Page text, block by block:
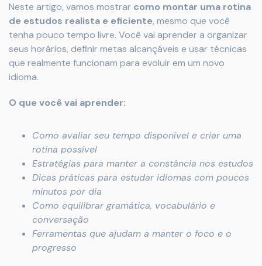
Neste artigo, vamos mostrar como montar uma rotina
de estudos realista e eficiente, mesmo que você
tenha pouco tempo livre. Você vai aprender a organizar
seus horários, definir metas alcançáveis e usar técnicas
que realmente funcionam para evoluir em um novo
idioma.
O que você vai aprender:
Como avaliar seu tempo disponível e criar uma
rotina possível
Estratégias para manter a constância nos estudos
Dicas práticas para estudar idiomas com poucos
minutos por dia
Como equilibrar gramática, vocabulário e
conversação
Ferramentas que ajudam a manter o foco e o
progresso